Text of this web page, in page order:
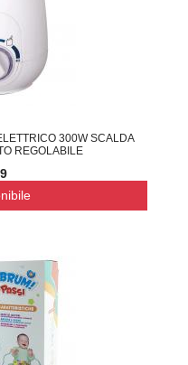
300W SCALDA
REGOLABILE